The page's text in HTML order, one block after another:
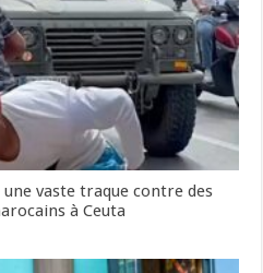
une vaste traque contre des
à Ceuta